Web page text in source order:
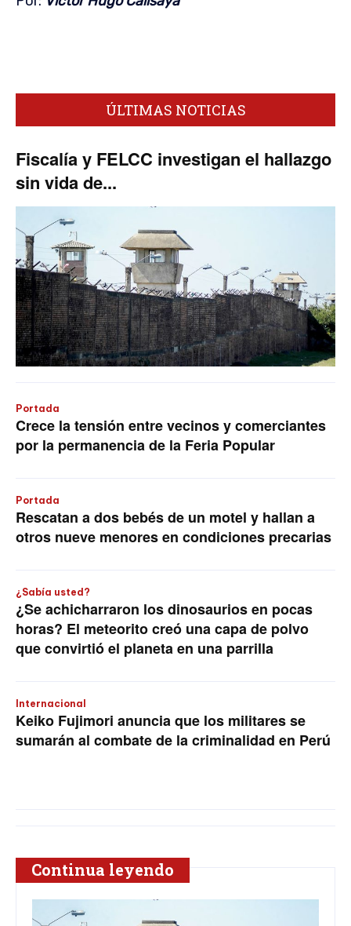
ÚLTIMAS NOTICIAS
Fiscalía y FELCC investigan el hallazgo
sin vida de...
Portada
Crece la tensión entre vecinos y comerciantes
por la permanencia de la Feria Popular
Portada
Rescatan a dos bebés de un motel y hallan a
otros nueve menores en condiciones precarias
¿Sabía usted?
¿Se achicharraron los dinosaurios en pocas
horas? El meteorito creó una capa de polvo
que convirtió el planeta en una parrilla
Internacional
Keiko Fujimori anuncia que los militares se
sumarán al combate de la criminalidad en Perú
Continua leyendo